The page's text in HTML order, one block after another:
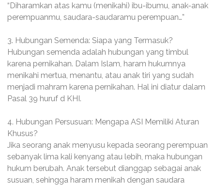
“Diharamkan atas kamu (menikahi) ibu-ibumu, anak-anak
perempuanmu, saudara-saudaramu perempuan…”
3. Hubungan Semenda: Siapa yang Termasuk?
Hubungan semenda adalah hubungan yang timbul
karena pernikahan. Dalam Islam, haram hukumnya
menikahi mertua, menantu, atau anak tiri yang sudah
menjadi mahram karena pernikahan. Hal ini diatur dalam
Pasal 39 huruf d KHI.
4. Hubungan Persusuan: Mengapa ASI Memiliki Aturan
Khusus?
Jika seorang anak menyusu kepada seorang perempuan
sebanyak lima kali kenyang atau lebih, maka hubungan
hukum berubah. Anak tersebut dianggap sebagai anak
susuan, sehingga haram menikah dengan saudara